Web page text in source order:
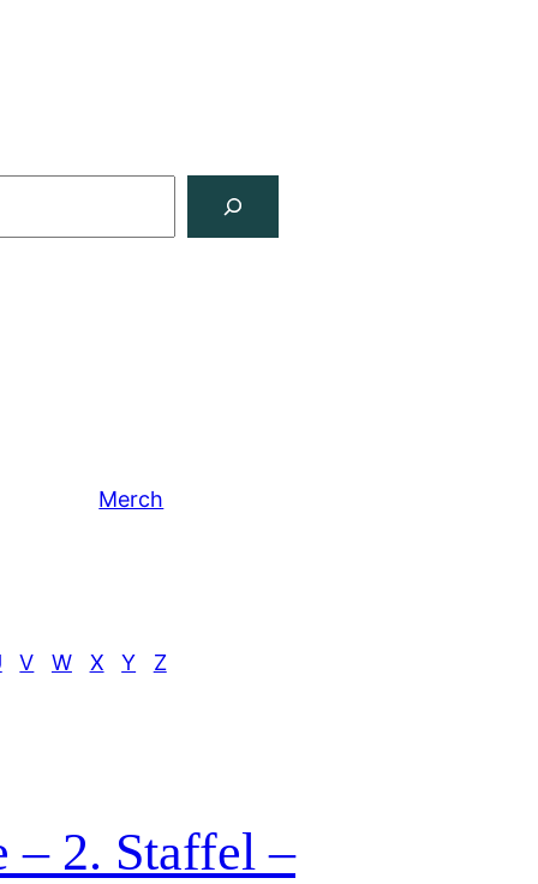
Merch
V W X Y Z
– 2. Staffel –